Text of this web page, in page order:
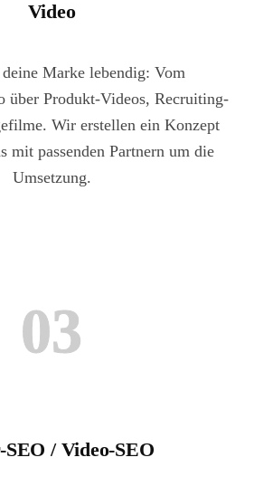
Video
Marke lebendig: Vom
über Produkt-Videos, Recruiting-
Wir erstellen ein Konzept
mit passenden Partnern um die
Umsetzung.
03
/ Video-SEO